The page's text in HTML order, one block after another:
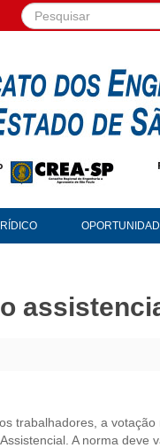
Pesquisar...
trabalhadores, a
A norma